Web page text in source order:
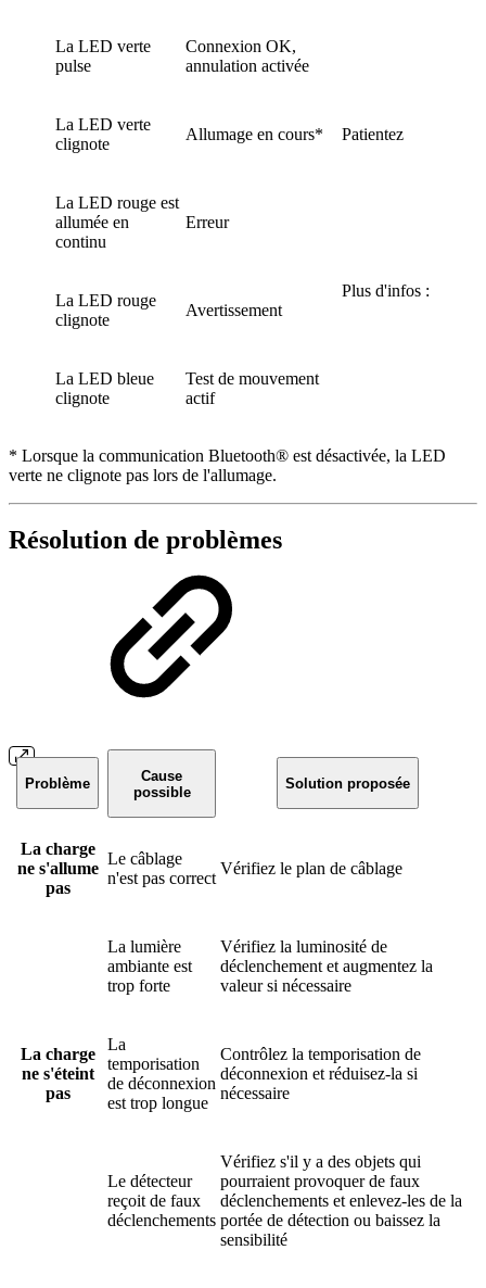
La LED verte
pulse
Connexion OK,
annulation activée
La LED verte
clignote
Allumage en cours* Patientez
La LED rouge est
allumée en
continu
Erreur
Plus d'infos :
La LED rouge
clignote
Avertissement
La LED bleue
clignote
Test de mouvement
actif
* Lorsque la communication Bluetooth® est désactivée, la LED
verte ne clignote pas lors de l'allumage.
Résolution de problèmes
Problème
Cause
possible
Solution proposée
La charge
ne s'allume
pas
Le câblage
n'est pas correct
Vérifiez le plan de câblage
La lumière
ambiante est
trop forte
Vérifiez la luminosité de
déclenchement et augmentez la
valeur si nécessaire
La charge
ne s'éteint
pas
La
temporisation
de déconnexion
est trop longue
Contrôlez la temporisation de
déconnexion et réduisez-la si
nécessaire
Le détecteur
reçoit de faux
déclenchements
Vérifiez s'il y a des objets qui
pourraient provoquer de faux
déclenchements et enlevez-les de la
portée de détection ou baissez la
sensibilité